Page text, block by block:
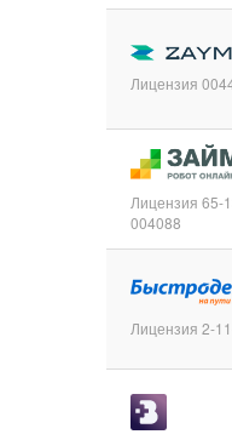
Лицензия
Лицензия 65-
004088
Лицензия 2-